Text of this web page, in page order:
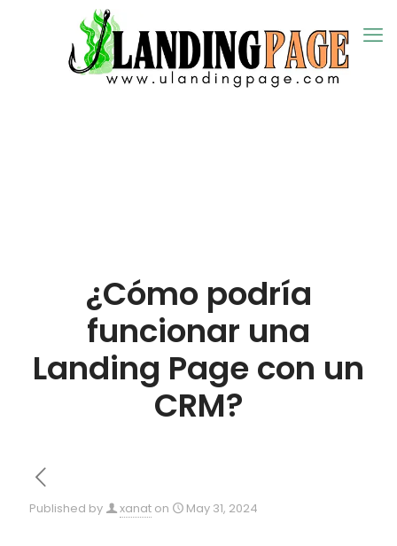
¿Cómo podría
funcionar una
Landing Page con un
CRM?
Published by xanat on May 31, 2024